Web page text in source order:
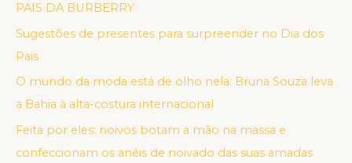
PAIS DA BURBERRY
Sugestões de presentes para surpreender no Dia dos
Pais
O mundo da moda está de olho nela: Bruna Souza leva
a Bahia à alta-costura internacional
Feita por eles: noivos botam a mão na massa e
confeccionam os anéis de noivado das suas amadas